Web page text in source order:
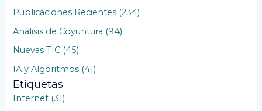
p
Publicaciones Recientes (234)
Análisis de Coyuntura (94)
Nuevas TIC (45)
IA y Algoritmos (41)
Etiquetas
Internet (31)